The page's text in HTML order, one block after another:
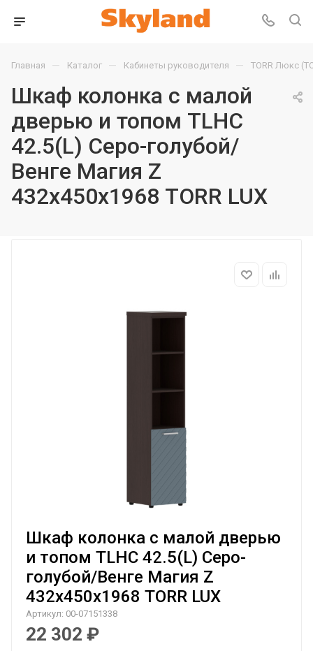
Главная — Каталог — Кабинеты руководителя — TORR Люкс
Шкаф колонка с малой
дверью и топом TLHC
42.5(L) Серо-голубой/
Венге Магия Z
432х450х1968 TORR LUX
Шкаф колонка с малой дверью
и топом TLHC 42.5(L) Серо-
голубой/Венге Магия Z
432х450х1968 TORR LUX
Артикул: 00-07151338
22 302 ₽